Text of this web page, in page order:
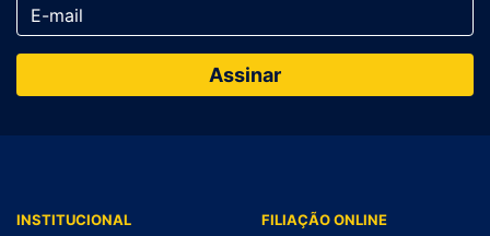
INSTITUCIONAL
FILIAÇÃO ONLINE